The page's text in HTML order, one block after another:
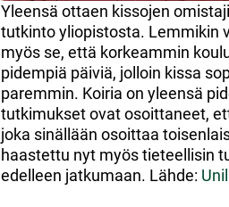
Yleensä ottaen kissojen
tutkinto yliopistosta. Lemmikin
myös se, että korkeammin
pidempiä päiviä, jolloin kissa
paremmin. Koiria on yleensä
tutkimukset ovat osoittaneet,
joka sinällään osoittaa
haastettu nyt myös tieteellisin
edelleen jatkumaan. Lähde: